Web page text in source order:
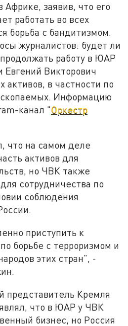
Африке, заявив, что его
работать во всех
борьба с бандитизмом.
журналистов: будет ли
работу в ЮАР
Евгений Викторович
активов, в частности по
Информацию
канал "Оркестр
что на самом деле
активов для
но ЧВК также
сотрудничества по
соблюдения
приступить к
борьбе с терроризмом и
этих стран", -
представитель Кремля
что в ЮАР у ЧВК
бизнес, но Россия